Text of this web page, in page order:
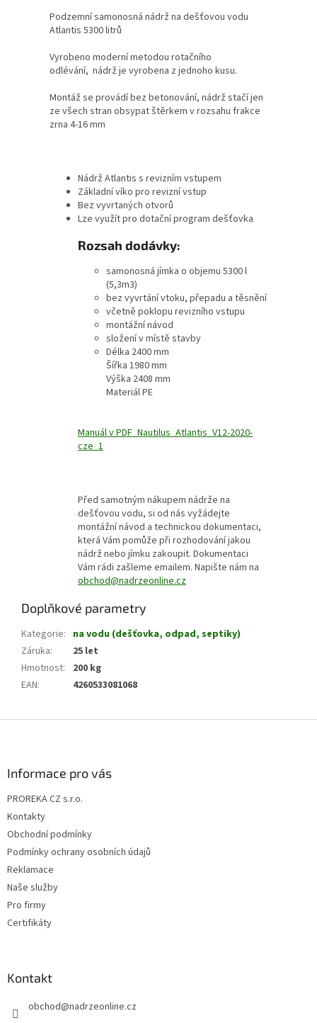
Podzemní samonosná nádrž na dešťovou vodu
Atlantis 5300 litrů
Vyrobeno moderní metodou rotačního
odlévání, nádrž je vyrobena z jednoho kusu.
Montáž se provádí bez betonování, nádrž stačí jen
ze všech stran obsypat štěrkem v rozsahu frakce
zrna 4-16 mm
Nádrž Atlantis s revizním vstupem
Základní víko pro revizní vstup
Bez vyvrtaných otvorů
Lze využít pro dotační program dešťovka
Rozsah dodávky:
samonosná jímka o objemu 5300 l
(5,3m3)
bez vyvrtání vtoku, přepadu a těsnění
včetně poklopu revizního vstupu
montážní návod
složení v místě stavby
Délka 2400mm
Šířka 1980 mm
Výška 2408 mm
Materiál PE
Manuál v PDF_Nautilus_Atlantis_V12-2020-
cze_1
Před samotným nákupem nádrže na
dešťovou vodu, si od nás vyžádejte
montážní návod a technickou dokumentaci,
která Vám pomůže při rozhodování jakou
nádrž nebo jímku zakoupit. Dokumentaci
Vám rádi zašleme emailem. Napište nám na
obchod@nadrzeonline.cz
Doplňkové parametry
Kategorie: na vodu (dešťovka, odpad, septiky)
Záruka:
25 let
Hmotnost:
200 kg
EAN: 4260533081068
Informace pro vás
PROREKA CZ s.r.o.
Kontakty
Obchodní podmínky
Podmínky ochrany osobních údajů
Reklamace
Naše služby
Pro firmy
Certifikáty
Kontakt
obchod@nadrzeonline.cz